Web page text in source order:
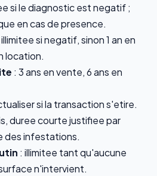
si le diagnostic est negatif ;
en cas de presence.
illimitee si negatif, sinon 1 an en
location.
: 3 ans en vente, 6 ans en
si la transaction s'etire.
duree courte justifiee par
des infestations.
: illimitee tant qu'aucune
n'intervient.